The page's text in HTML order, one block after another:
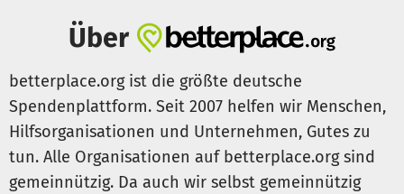
und mobilitätseingeschränkte Menschen
Begleitung trauernder Kinder im ZentrumLacrima
Erste-Hilfe-Kurse für Anfänger und Profis
Nachwuchsarbeit in der Johanniter-Jugend
Bitte unterstützen Sie die Johanniter im südöstlichen
Oberbayern auch weiterhin mit Ihrer Spende.
Über
betterplace.org ist die größte deutsche
Spendenplattform. Seit 2007 helfen wir Menschen,
Hilfsorganisationen und Unternehmen, Gutes zu
tun. Alle Organisationen auf betterplace.org sind
gemeinnützig. Da auch wir selbst gemeinnützig